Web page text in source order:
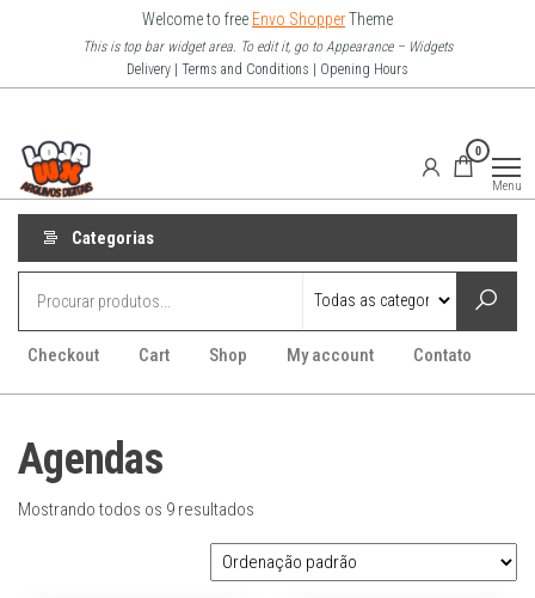
o
Welcome to free Envo ShopperTheme
This is top bar widget area. To edit it, go to Appearance – Widgets
Delivery | Terms and Conditions | Opening Hours
Arquivo
Digitais
0
Menu
Categorias
Checkout Cart Shop My account Contato
Agendas
Mostrando todos os 9 resultados